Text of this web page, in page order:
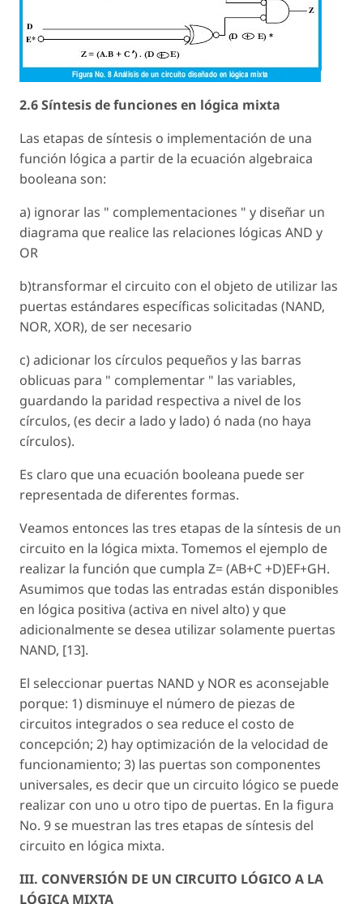
2.6 Síntesis de funciones en lógica mixta
Las etapas de síntesis o implementación de una
función lógica a partir de la ecuación algebraica
booleana son:
a) ignorar las " complementaciones " y diseñar un
diagrama que realice las relaciones lógicas AND y
OR
b)transformar el circuito con el objeto de utilizar las
puertas estándares específicas solicitadas (NAND,
NOR, XOR), de ser necesario
c) adicionar los círculos pequeños y las barras
oblicuas para " complementar " las variables,
guardando la paridad respectiva a nivel de los
círculos, (es decir a lado y lado) ó nada (no haya
círculos).
Es claro que una ecuación booleana puede ser
representada de diferentes formas.
Veamos entonces las tres etapas de la síntesis de un
circuito en la lógica mixta. Tomemos el ejemplo de
realizar la función que cumpla Z= (AB+C +D)EF+GH.
Asumimos que todas las entradas están disponibles
en lógica positiva (activa en nivel alto) y que
adicionalmente se desea utilizar solamente puertas
NAND, [13].
El seleccionar puertas NAND y NOR es aconsejable
porque: 1) disminuye el número de piezas de
circuitos integrados o sea reduce el costo de
concepción; 2) hay optimización de la velocidad de
funcionamiento; 3) las puertas son componentes
universales, es decir que un circuito lógico se puede
realizar con uno u otro tipo de puertas. En la figura
No. 9 se muestran las tres etapas de síntesis del
circuito en lógica mixta.
III. CONVERSIÓN DE UN CIRCUITO LÓGICO A LA
LÓGICA MIXTA